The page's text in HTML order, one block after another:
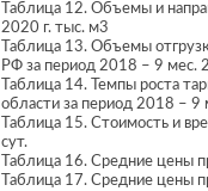
Таблица 12. Объемы и
2020 г. тыс. м3
Таблица 13. Объемы
РФ за период 2018 – 9 мес.
Таблица 14. Темпы роста
области за период 2018 – 9
Таблица 15. Стоимость и
сут.
Таблица 16. Средние цены
Таблица 17. Средние цены